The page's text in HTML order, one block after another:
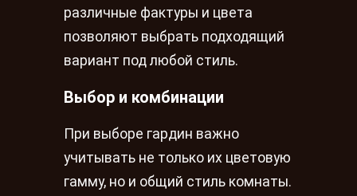
различные фактуры и цвета
позволяют выбрать подходящий
вариант под любой стиль.
Выбор и комбинации
При выборе гардин важно
учитывать не только их цветовую
гамму, но и общий стиль комнаты.